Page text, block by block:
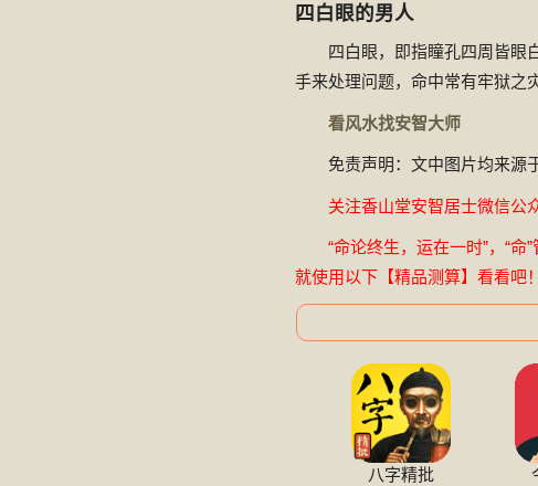
四白眼的男人
四白眼，即指瞳孔四周皆眼
手来处理问题，命中常有牢狱之灾
看风水找安智大师
免责声明：文中图片均来源
关注香山堂安智居士微信公
“命论终生，运在一时”，“
就使用以下【精品测算】看看吧！
八字精批